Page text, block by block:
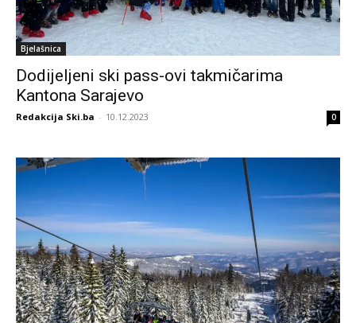
Bjelašnica
Dodijeljeni ski pass-ovi takmičarima
Kantona Sarajevo
Redakcija Ski.ba - 10.12.2023 0